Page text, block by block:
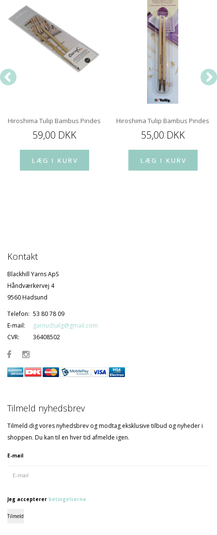
Hiroshima Tulip Bambus Pindespids 12 cm
59,00 DKK
Hiroshima Tulip Bambus
55,00 DKK
Kontakt
Blackhill Yarns ApS
Håndværkervej 4
9560 Hadsund
Telefon: 53 80 78 09
E-mail:
garnudsalg@gmail.com
CVR:
36408502
Tilmeld nyhedsbrev
Tilmeld dig vores nyhedsbrev og modtag eksklusive tilbud og nyheder i
shoppen. Du kan til en hver tid afmelde igen.
E-mail
Jeg accepterer betingelserne
Tilmeld